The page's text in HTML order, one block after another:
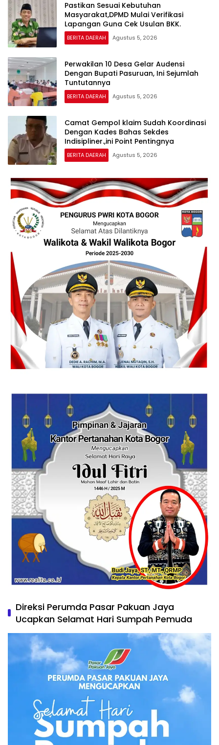
Pastikan Sesuai Kebutuhan
Masyarakat,DPMD Mulai Verifikasi
Lapangan Guna Cek Usulan BKK.
BERITA DAERAH Agustus 5, 2026
Perwakilan 10 Desa Gelar Audensi
Dengan Bupati Pasuruan, Ini Sejumlah
Tuntutannya
BERITA DAERAH Agustus 5, 2026
Camat Gempol klaim Sudah Koordinasi
Dengan Kades Bahas Sekdes
Indisipliner.,ini Point Pentingnya
BERITA DAERAH Agustus 5, 2026
Direksi Perumda Pasar Pakuan Jaya
Ucapkan Selamat Hari Sumpah Pemuda